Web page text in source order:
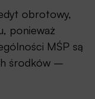
obrotowy,
ponieważ
MŚP są
środków –